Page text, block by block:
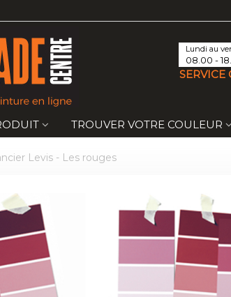
Lundi au
08.00 -
SERVICE
TROUVER VOTRE COULEUR
Levis - Les rouges